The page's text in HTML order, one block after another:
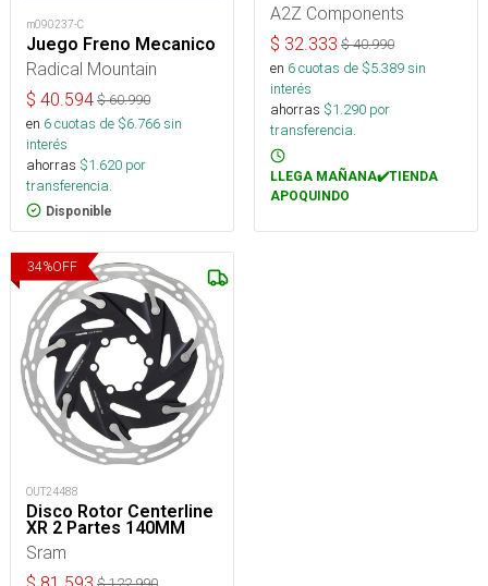
m090237-C
Juego Freno Mecanico
Radical Mountain
$ 40.594 $60.990
en 6cuotas de $6.766sin
interés
ahorras $1.620 por
transferencia.
Disponible
A2Z Components
$ 32.333 $40.990
en 6cuotas de $5.389sin
interés
ahorras $1.290 por
transferencia.
LLEGA MAÑANA✔️TIENDA
APOQUINDO
34%OFF
OUT24488
Disco Rotor Centerline
XR 2 Partes 140MM
Sram